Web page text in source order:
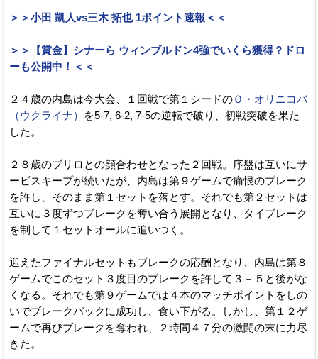
＞＞小田 凱人vs三木 拓也 1ポイント速報＜＜
＞＞【賞金】シナーら ウィンブルドン4強でいくら獲得？ドロ
ーも公開中！＜＜
２４歳の内島は今大会、１回戦で第１シードのＯ・オリニコバ
（ウクライナ）
を5-7, 6-2, 7-5の逆転で破り、初戦突破を果た
した。
２８歳のブリロとの顔合わせとなった２回戦。序盤は互いにサ
ービスキープが続いたが、内島は第９ゲームで痛恨のブレーク
を許し、そのまま第１セットを落とす。それでも第２セットは
互いに３度ずつブレークを奪い合う展開となり、タイブレーク
を制して１セットオールに追いつく。
迎えたファイナルセットもブレークの応酬となり、内島は第８
ゲームでこのセット３度目のブレークを許して３－５と後がな
くなる。それでも第９ゲームでは４本のマッチポイントをしの
いでブレークバックに成功し、食い下がる。しかし、第１２ゲ
ームで再びブレークを奪われ、２時間４７分の激闘の末に力尽
きた。